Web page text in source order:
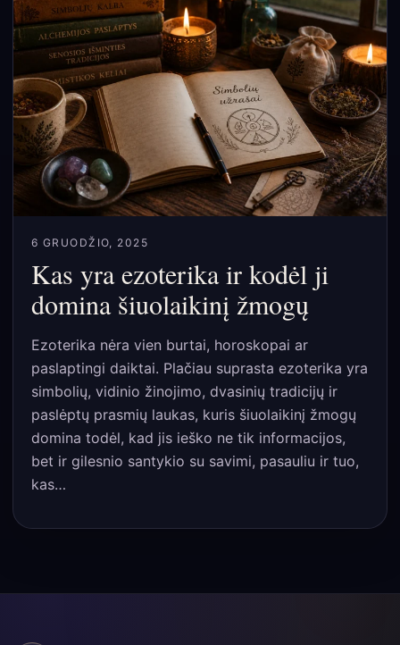
6 GRUODŽIO, 2025
Kas yra ezoterika ir kodėl ji
domina šiuolaikinį žmogų
Ezoterika nėra vien burtai, horoskopai ar
paslaptingi daiktai. Plačiau suprasta ezoterika yra
simbolių, vidinio žinojimo, dvasinių tradicijų ir
paslėptų prasmių laukas, kuris šiuolaikinį žmogų
domina todėl, kad jis ieško ne tik informacijos,
bet ir gilesnio santykio su savimi, pasauliu ir tuo,
kas…